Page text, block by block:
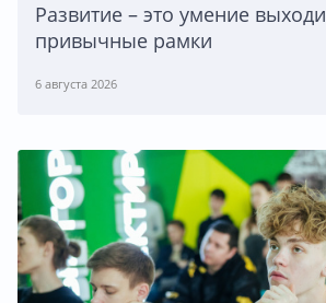
Развитие – это умение
привычные рамки
6 августа 2026